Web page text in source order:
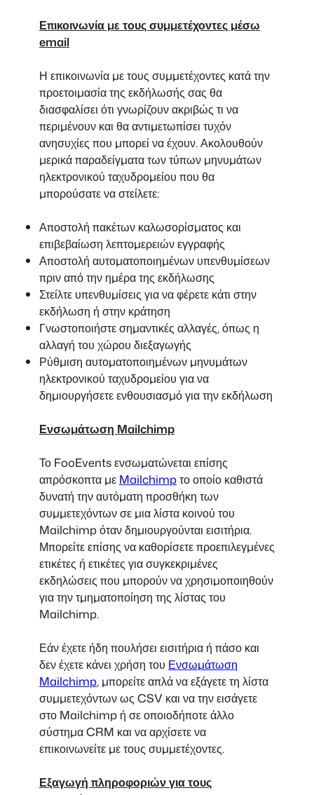
Επικοινωνία με τους συμμετέχοντες μέσω
email
Η επικοινωνία με τους συμμετέχοντες κατά την
προετοιμασία της εκδήλωσής σας θα
διασφαλίσει ότι γνωρίζουν ακριβώς τι να
περιμένουν και θα αντιμετωπίσει τυχόν
ανησυχίες που μπορεί να έχουν. Ακολουθούν
μερικά παραδείγματα των τύπων μηνυμάτων
ηλεκτρονικού ταχυδρομείου που θα
μπορούσατε να στείλετε:
Αποστολή πακέτων καλωσορίσματος και
επιβεβαίωση λεπτομερειών εγγραφής
Αποστολή αυτοματοποιημένων υπενθυμίσεων
πριν από την ημέρα της εκδήλωσης
Στείλτε υπενθυμίσεις για να φέρετε κάτι στην
εκδήλωση ή στην κράτηση
Γνωστοποιήστε σημαντικές αλλαγές, όπως η
αλλαγή του χώρου διεξαγωγής
Ρύθμιση αυτοματοποιημένων μηνυμάτων
ηλεκτρονικού ταχυδρομείου για να
δημιουργήσετε ενθουσιασμό για την εκδήλωση
Ενσωμάτωση Mailchimp
Το FooEvents ενσωματώνεται επίσης
απρόσκοπτα με Mailchimpτο οποίο καθιστά
δυνατή την αυτόματη προσθήκη των
συμμετεχόντων σε μια λίστα κοινού του
Mailchimp όταν δημιουργούνται εισιτήρια.
Μπορείτε επίσης να καθορίσετε προεπιλεγμένες
ετικέτες ή ετικέτες για συγκεκριμένες
εκδηλώσεις που μπορούν να χρησιμοποιηθούν
για την τμηματοποίηση της λίστας του
Mailchimp.
Εάν έχετε ήδη πουλήσει εισιτήρια ή πάσο και
δεν έχετε κάνει χρήση του Ενσωμάτωση
Mailchimp, μπορείτε απλά να εξάγετε τη λίστα
συμμετεχόντων ως CSV και να την εισάγετε
στο Mailchimp ή σε οποιοδήποτε άλλο
σύστημα CRM και να αρχίσετε να
επικοινωνείτε με τους συμμετέχοντες.
Εξαγωγή πληροφοριών για τους